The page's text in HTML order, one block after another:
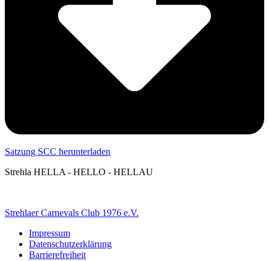
Satzung SCC herunterladen
Strehla HELLA - HELLO - HELLAU
Strehlaer Carnevals Club 1976 e.V.
Impressum
Datenschutzerklärung
Barrierefreiheit